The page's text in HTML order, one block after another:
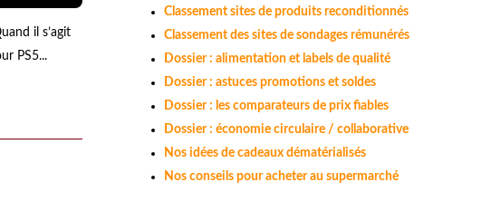
il s’agit
PS5...
Classement sites de produits reconditionnés
Classement des sites de sondages rémunérés
Dossier : alimentation et labels de qualité
Dossier : astuces promotions et soldes
Dossier : les comparateurs de prix fiables
Dossier : économie circulaire / collaborative
Nos idées de cadeaux dématérialisés
Nos conseils pour acheter au supermarché